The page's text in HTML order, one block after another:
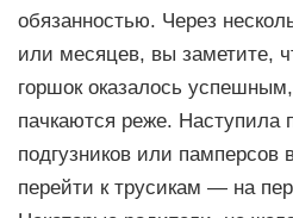
обязанностью. Через
или месяцев, вы заметите,
горшок оказалось
пачкаются реже. Наступила
подгузников или памперсов
перейти к трусикам — на